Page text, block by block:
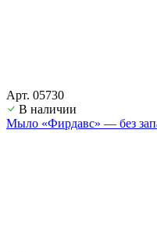
Арт. 05730
В наличии
Мыло «Фирдавс» — без